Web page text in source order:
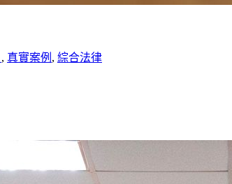
, 真實案例 , 綜合法律